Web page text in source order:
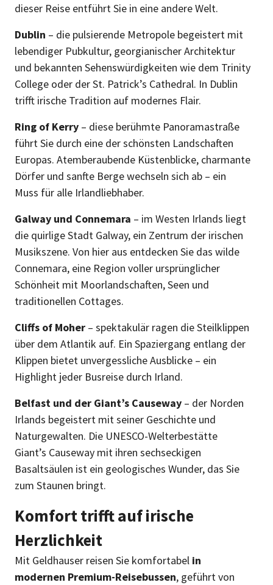
dieser Reise entführt Sie in eine andere Welt.
Dublin – die pulsierende Metropole begeistert mit
lebendiger Pubkultur, georgianischer Architektur
und bekannten Sehenswürdigkeiten wie dem Trinity
College oder der St. Patrick’s Cathedral. In Dublin
trifft irische Tradition auf modernes Flair.
Ring of Kerry – diese berühmte Panoramastraße
führt Sie durch eine der schönsten Landschaften
Europas. Atemberaubende Küstenblicke, charmante
Dörfer und sanfte Berge wechseln sich ab – ein
Muss für alle Irlandliebhaber.
Galway und Connemara – im Westen Irlands liegt
die quirlige Stadt Galway, ein Zentrum der irischen
Musikszene. Von hier aus entdecken Sie das wilde
Connemara, eine Region voller ursprünglicher
Schönheit mit Moorlandschaften, Seen und
traditionellen Cottages.
Cliffs of Moher – spektakulär ragen die Steilklippen
über dem Atlantik auf. Ein Spaziergang entlang der
Klippen bietet unvergessliche Ausblicke – ein
Highlight jeder Busreise durch Irland.
Belfast und der Giant’s Causeway – der Norden
Irlands begeistert mit seiner Geschichte und
Naturgewalten. Die UNESCO-Welterbestätte
Giant’s Causeway mit ihren sechseckigen
Basaltsäulen ist ein geologisches Wunder, das Sie
zum Staunen bringt.
Komfort trifft auf irische
Herzlichkeit
Mit Geldhauser reisen Sie komfortabel in
modernen Premium-Reisebussen, geführt von